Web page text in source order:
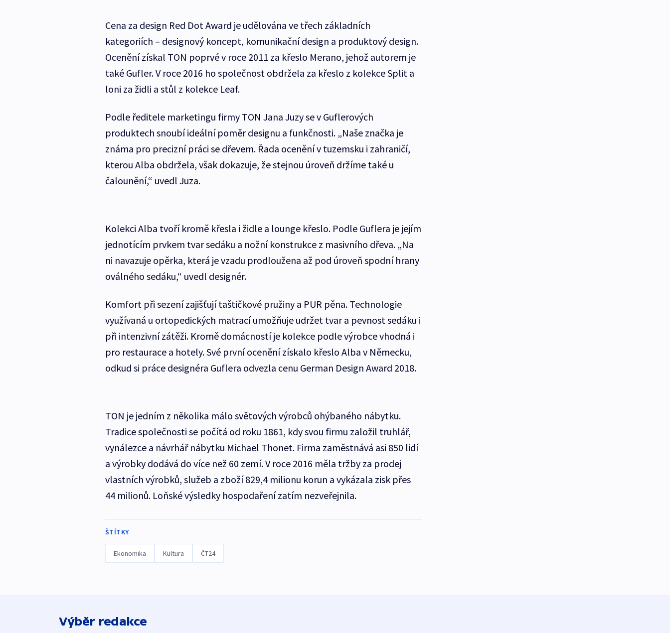
Cena za design Red Dot Award je udělována ve třech základních
kategoriích – designový koncept, komunikační design a produktový design.
Ocenění získal TON poprvé v roce 2011 za křeslo Merano, jehož autorem je
také Gufler. V roce 2016 ho společnost obdržela za křeslo z kolekce Split a
loni za židli a stůl z kolekce Leaf.
Podle ředitele marketingu firmy TON Jana Juzy se v Guflerových
produktech snoubí ideální poměr designu a funkčnosti. „Naše značka je
známa pro precizní práci se dřevem. Řada ocenění v tuzemsku i zahraničí,
kterou Alba obdržela, však dokazuje, že stejnou úroveň držíme také u
čalounění,“ uvedl Juza.
Kolekci Alba tvoří kromě křesla i židle a lounge křeslo. Podle Guflera je jejím
jednotícím prvkem tvar sedáku a nožní konstrukce z masivního dřeva. „Na
ni navazuje opěrka, která je vzadu prodloužena až pod úroveň spodní hrany
oválného sedáku,“ uvedl designér.
Komfort při sezení zajišťují taštičkové pružiny a PUR pěna. Technologie
využívaná u ortopedických matrací umožňuje udržet tvar a pevnost sedáku i
při intenzivní zátěži. Kromě domácností je kolekce podle výrobce vhodná i
pro restaurace a hotely. Své první ocenění získalo křeslo Alba v Německu,
odkud si práce designéra Guflera odvezla cenu German Design Award 2018.
TON je jedním z několika málo světových výrobců ohýbaného nábytku.
Tradice společnosti se počítá od roku 1861, kdy svou firmu založil truhlář,
vynálezce a návrhář nábytku Michael Thonet. Firma zaměstnává asi 850 lidí
a výrobky dodává do více než 60 zemí. V roce 2016 měla tržby za prodej
vlastních výrobků, služeb a zboží 829,4 milionu korun a vykázala zisk přes
44 milionů. Loňské výsledky hospodaření zatím nezveřejnila.
ŠTÍTKY
Ekonomika Kultura ČT24
Výběr redakce